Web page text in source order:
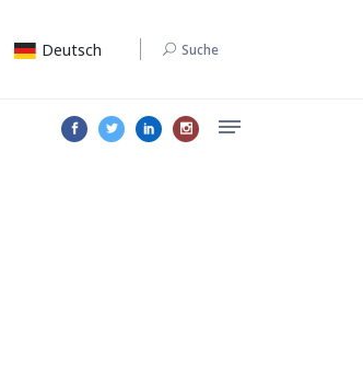
Deutsch Suche